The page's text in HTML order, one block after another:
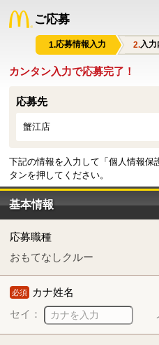
ご応募
応募情報入力 入力
カンタン入力で応募完了！
応募先
蟹江店
下記の情報を入力して「個人情報
タンを押してください。
基本情報
応募職種
おもてなしクルー
必須 カナ姓名
セイ：